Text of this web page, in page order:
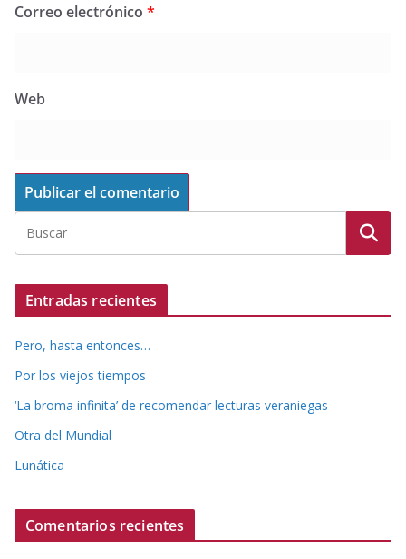
Correo electrónico *
Web
Entradas recientes
Pero, hasta entonces…
Por los viejos tiempos
‘La broma infinita’ de recomendar lecturas veraniegas
Otra del Mundial
Lunática
Comentarios recientes